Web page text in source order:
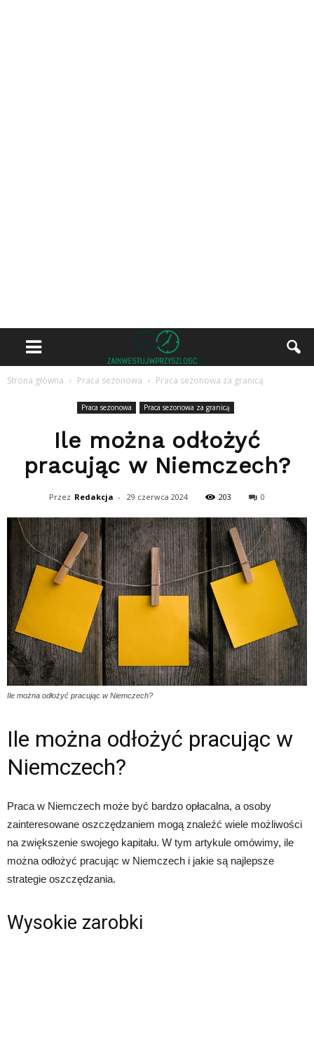
Strona główna Praca sezonowa Praca sezonowa za granicą
Praca sezonowa Praca sezonowa za granicą
Ile można odłożyć
pracując w Niemczech?
Przez Redakcja - 29 czerwca 2024 203 0
Ile można odłożyć pracując w Niemczech?
Ile można odłożyć pracując w
Niemczech?
Praca w Niemczech może być bardzo opłacalna, a osoby
zainteresowane oszczędzaniem mogą znaleźć wiele możliwości
na zwiększenie swojego kapitału. W tym artykule omówimy, ile
można odłożyć pracując w Niemczech i jakie są najlepsze
strategie oszczędzania.
Wysokie zarobki